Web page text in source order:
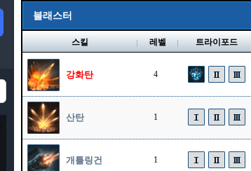
블래스터
스킬 레벨 트라이포드
강화탄 4
산탄 1
개틀링건 1